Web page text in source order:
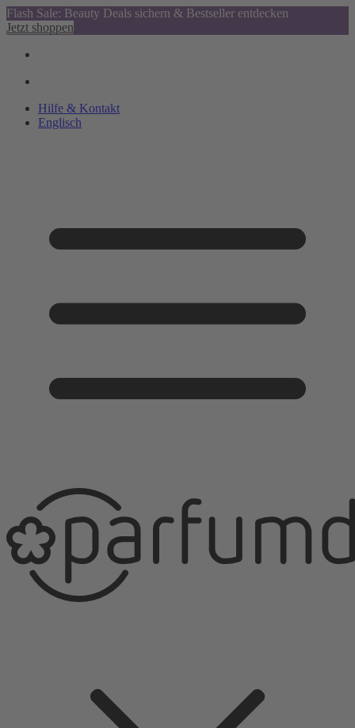
Flash Sale: Beauty Deals sichern & Bestseller entdecken
Jetzt shoppen
Hilfe & Kontakt
Englisch